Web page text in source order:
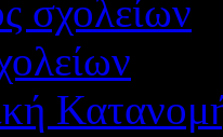
σχολείων